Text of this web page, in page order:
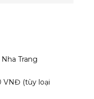
Trang
VNĐ (tùy loại